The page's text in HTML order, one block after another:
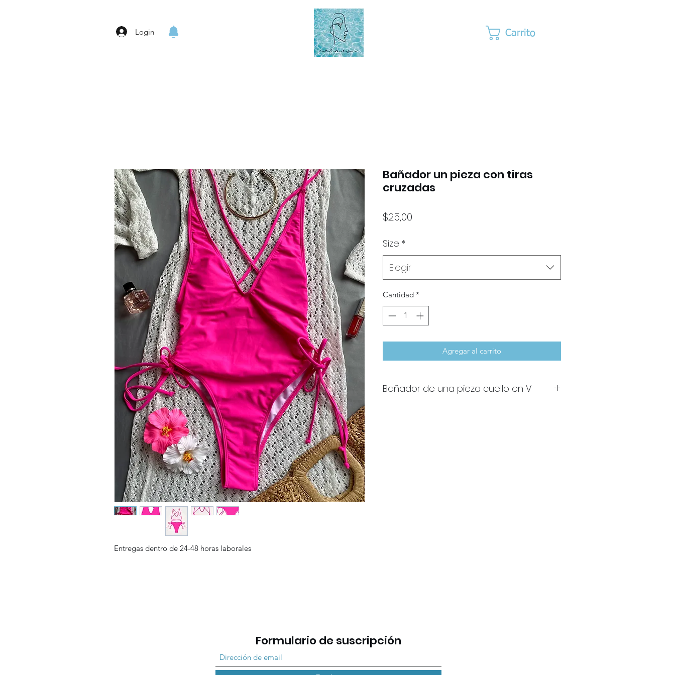
Login Carrito
Entregas dentro de 24-48 horas laborales
Bañador un pieza con tiras
cruzadas
$25,00
Size *
Elegir
Cantidad *
Agregar al carrito
Bañador de una pieza cuello en V
Formulario de suscripción